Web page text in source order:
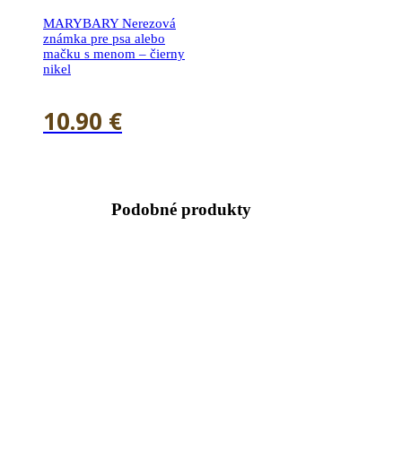
MARYBARY Nerezová
známka pre psa alebo
mačku s menom – čierny
nikel
10.90 €
Podobné produkty